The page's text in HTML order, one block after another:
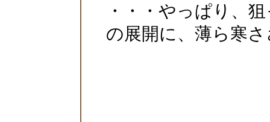
・・・やっぱり、
の展開に、薄ら寒